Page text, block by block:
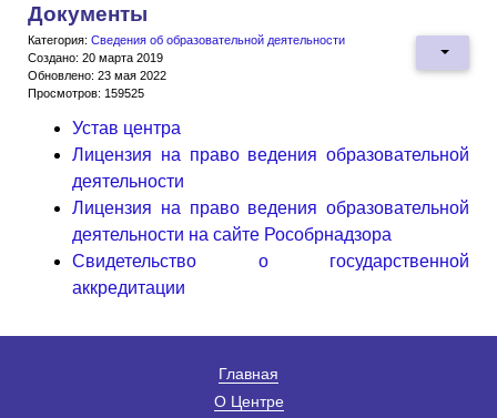
Документы
Категория: Сведения об образовательной деятельности
Создано: 20 марта 2019
Обновлено: 23 мая 2022
Просмотров: 159525
Устав центра
Лицензия на право ведения образовательной
деятельности
Лицензия на право ведения образовательной
деятельности на сайте Рособрнадзора
Свидетельство о государственной
аккредитации
Главная
О Центре